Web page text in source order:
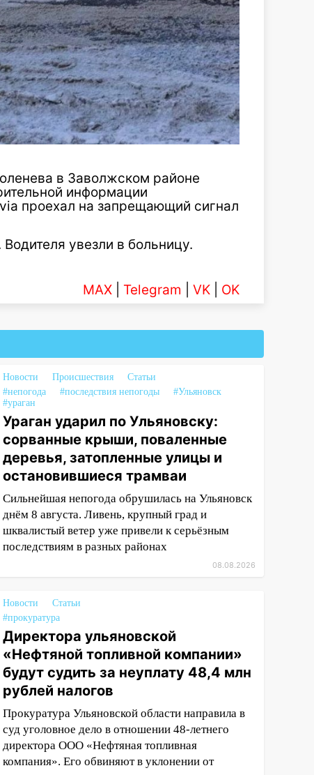
в Заволжском районе
информации
проехал на запрещающий сигнал
увезли в больницу.
MAX Telegram VK OK
Новости Происшествия
Статьи
#непогода
#последствия непогоды
#Ульяновск
#ураган
Ураган ударил по Ульяновску:
сорванные крыши, поваленные
деревья, затопленные улицы и
остановившиеся трамваи
Сильнейшая непогода обрушилась на Ульяновск
днём 8 августа. Ливень, крупный град и
шквалистый ветер уже привели к серьёзным
последствиям в разных районах
08.08.2026
Новости
Статьи
#прокуратура
Директора ульяновской
«Нефтяной топливной компании»
будут судить за неуплату 48,4 млн
рублей налогов
Прокуратура Ульяновской области направила в
суд уголовное дело в отношении 48-летнего
директора ООО «Нефтяная топливная
компания». Его обвиняют в уклонении от